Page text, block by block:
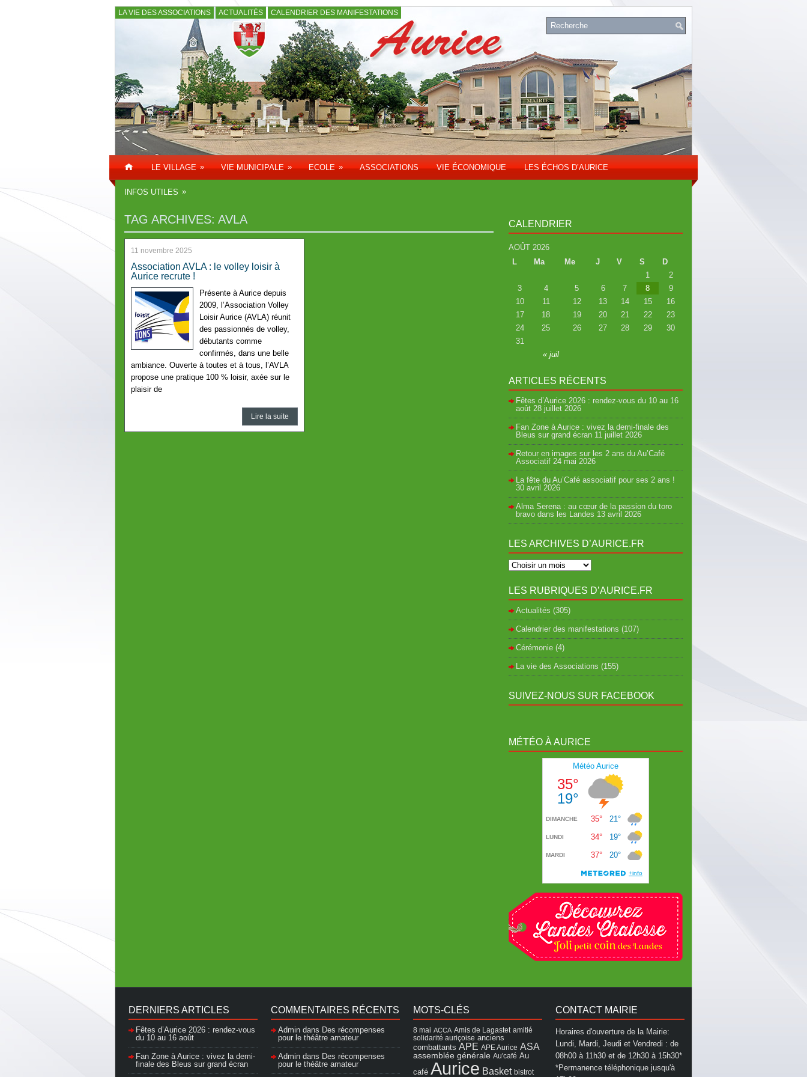
LA VIE DES ASSOCIATIONS ACTUALITÉS CALENDRIER DES MANIFESTATIONS
LE VILLAGE » VIE MUNICIPALE » ECOLE » ASSOCIATIONS VIE ÉCONOMIQUE LES ÉCHOS D’AURICE
INFOS UTILES »
TAG ARCHIVES: AVLA
11 novembre 2025
Association AVLA : le volley loisir à
Aurice recrute !
Présente à Aurice depuis
2009, l’Association Volley
Loisir Aurice (AVLA) réunit
des passionnés de volley,
débutants comme
confirmés, dans une belle
ambiance. Ouverte à toutes et à tous, l’AVLA
propose une pratique 100 % loisir, axée sur le
plaisir de
Lire la suite
CALENDRIER
AOÛT 2026
L
Ma Me J V S D
« juil
1
2
3
4 5 6 7 8
9
10
11 12 13 14 15
16
17
18 19 20 21 22
23
24
25 26 27 28 29
30
31
ARTICLES RÉCENTS
Fêtes d’Aurice 2026 : rendez-vous du 10 au 16
août 28 juillet 2026
Fan Zone à Aurice : vivez la demi-finale des
Bleus sur grand écran 11 juillet 2026
Retour en images sur les 2 ans du Au’Café
Associatif 24 mai 2026
La fête du Au’Café associatif pour ses 2 ans !
30 avril 2026
Alma Serena : au cœur de la passion du toro
bravo dans les Landes 13 avril 2026
LES ARCHIVES D’AURICE.FR
LES RUBRIQUES D’AURICE.FR
Actualités (305)
Calendrier des manifestations (107)
Cérémonie (4)
La vie des Associations (155)
SUIVEZ-NOUS SUR FACEBOOK
MÉTÉO À AURICE
DERNIERS ARTICLES
Fêtes d’Aurice 2026 : rendez-vous
du 10 au 16 août
Fan Zone à Aurice : vivez la demi-
finale des Bleus sur grand écran
COMMENTAIRES RÉCENTS
Admin dans Des récompenses
pour le théâtre amateur
Admin dans Des récompenses
pour le théâtre amateur
MOTS-CLÉS
8 mai ACCA Amis de Lagastet amitié
solidarité auriçoise anciens
combattants APE APE Aurice ASA
assemblée générale Au'café Au
café Aurice Basket bistrot
CONTACT MAIRIE
Horaires d'ouverture de la Mairie:
Lundi, Mardi, Jeudi et Vendredi : de
08h00 à 11h30 et de 12h30 à 15h30*
*Permanence téléphonique jusqu'à